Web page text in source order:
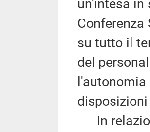
un'intesa in
Conferenza
su tutto il
del
In